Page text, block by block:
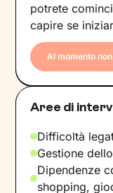
potrete
capire se
Al momento
Aree di
Difficoltà
Gestione
Dipendenze
shopping,